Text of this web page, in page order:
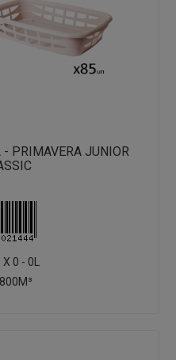
PRIMAVERA JUNIOR
0 - 0L